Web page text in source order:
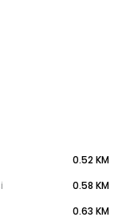
0.52 KM
0.58 KM
0.63 KM